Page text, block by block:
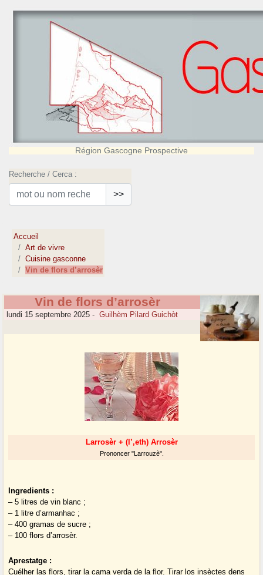
Région Gascogne Prospective
Recherche / Cerca :
>>
Accueil
Art de vivre
Cuisine gasconne
Vin de flors d’arrosèr
Vin de flors d’arrosèr
lundi 15 septembre 2025 - Guilhèm Pilard Guichòt
Larrosèr + (l’,eth) Arrosèr
Prononcer "Larrouzè".
Ingredients :
– 5 litres de vin blanc ;
– 1 litre d’armanhac ;
– 400 gramas de sucre ;
– 100 flors d’arrosèr.
Aprestatge :
Cuélher las flors, tirar la cama verda de la flor. Tirar los insèctes dens